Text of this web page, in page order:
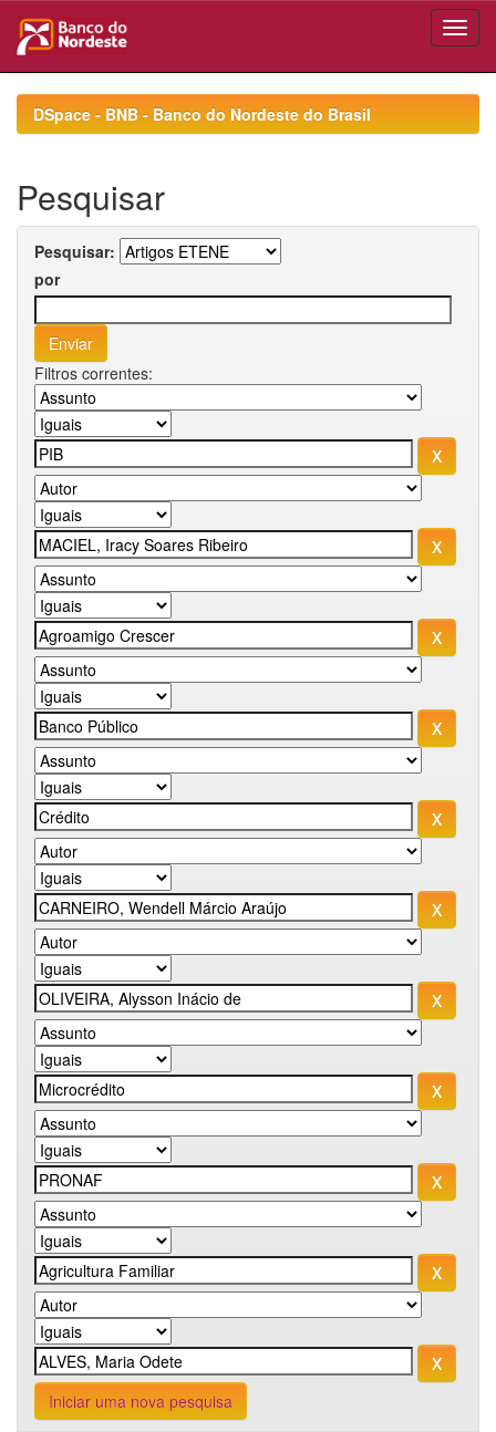
navigationDSpace - BNB - Banco do Nordeste do Brasil
Pesquisar
Pesquisar:
por
Filtros correntes:
Iniciar uma nova pesquisa